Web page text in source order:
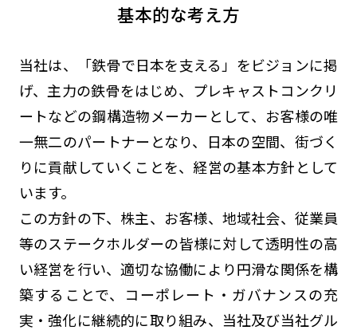
基本的な考え方
当社は、「鉄骨で日本を支える」をビジョンに掲
げ、主力の鉄骨をはじめ、プレキャストコンクリ
ートなどの鋼構造物メーカーとして、お客様の唯
一無二のパートナーとなり、日本の空間、街づく
りに貢献していくことを、経営の基本方針として
います。
この方針の下、株主、お客様、地域社会、従業員
等のステークホルダーの皆様に対して透明性の高
い経営を行い、適切な協働により円滑な関係を構
築することで、コーポレート・ガバナンスの充
実・強化に継続的に取り組み、当社及び当社グル